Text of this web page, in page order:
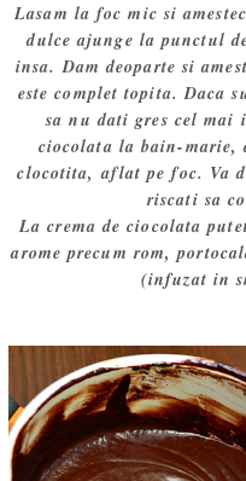
Lasam la foc mic si
dulce ajunge la punctul
insa. Dam deoparte si
este complet topita. Daca
sa nu dati gres cel
ciocolata la bain-marie,
clocotita, aflat pe foc. Va
riscati sa
La crema de ciocolata
arome precum rom,
(infuzat in